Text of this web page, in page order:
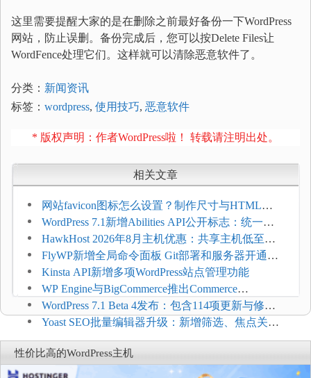
这里需要提醒大家的是在删除之前最好备份一下WordPress
网站，防止误删。备份完成后，您可以按Delete Files让
WordFence处理它们。这样就可以清除恶意软件了。
分类： 新闻资讯
标签： wordpress, 使用技巧, 恶意软件
* 版权声明：作者WordPress啦！ 转载请注明出处。
相关文章
网站favicon图标怎么设置？制作尺寸与HTML添
加方法
WordPress 7.1新增Abilities API公开标志：统一支
持REST API、MCP与AI代理
HawkHost 2026年8月主机优惠：共享主机低至
$2.61/月，高性能主机同步折扣
FlyWP新增全局命令面板 Git部署和服务器开通更
方便
Kinsta API新增多项WordPress站点管理功能
WP Engine与BigCommerce推出Commerce
Connect：WordPress商店可保留前台体验并扩展电
商能力
WordPress 7.1 Beta 4发布：包含114项更新与修
复，仅建议在测试环境体验
Yoast SEO批量编辑器升级：新增筛选、焦点关键
词与AI元数据草稿
性价比高的WordPress主机